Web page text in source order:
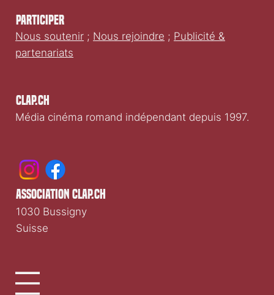
Clap.ch
Média cinéma romand indépendant depuis 1997.
Participer
Nous soutenir ; Nous rejoindre ; Publicité &
partenariats
association clap.ch
1030 Bussigny
Suisse